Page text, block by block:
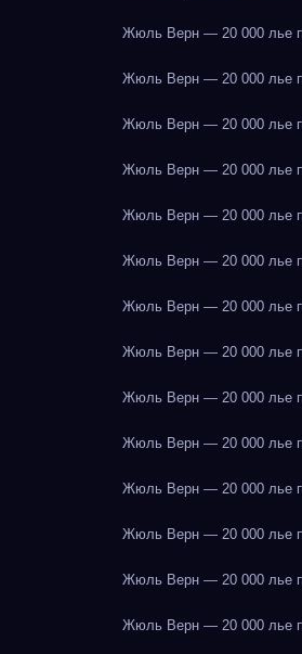
Жюль Верн — 20 000 лье
Жюль Верн — 20 000 лье
Жюль Верн — 20 000 лье
Жюль Верн — 20 000 лье
Жюль Верн — 20 000 лье
Жюль Верн — 20 000 лье
Жюль Верн — 20 000 лье
Жюль Верн — 20 000 лье
Жюль Верн — 20 000 лье
Жюль Верн — 20 000 лье
Жюль Верн — 20 000 лье
Жюль Верн — 20 000 лье
Жюль Верн — 20 000 лье
Жюль Верн — 20 000 лье